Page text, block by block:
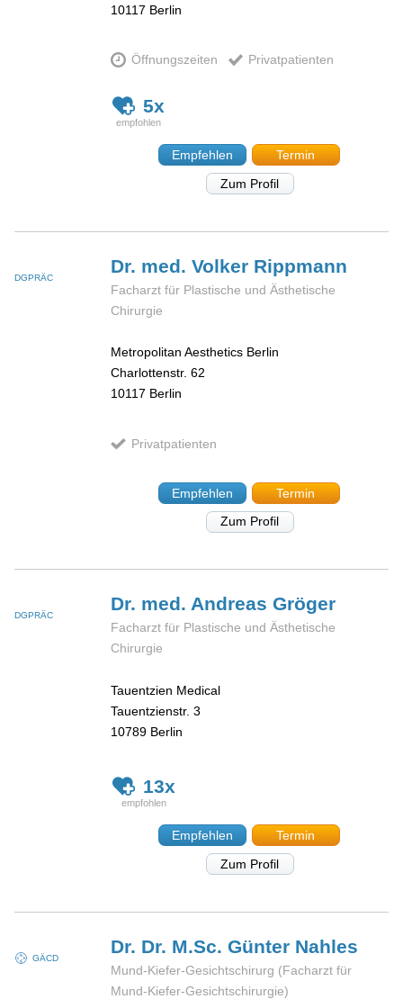
10117 Berlin
Öffnungszeiten Privatpatienten
5x
Empfehlen
Termin
Zum Profil
DGPRÄC
Dr. med. Volker Rippmann
Facharzt für Plastische und Ästhetische
Chirurgie
Metropolitan Aesthetics Berlin
Charlottenstr. 62
10117 Berlin
Privatpatienten
Empfehlen
Termin
Zum Profil
DGPRÄC
Dr. med. AndreasGröger
Facharzt für Plastische und Ästhetische
Chirurgie
Tauentzien Medical
Tauentzienstr. 3
10789 Berlin
13x
Empfehlen
Termin
Zum Profil
GÄCD
Dr. Dr. M.Sc. Günter Nahles
Mund-Kiefer-Gesichtschirurg (Facharzt für
Mund-Kiefer-Gesichtschirurgie)